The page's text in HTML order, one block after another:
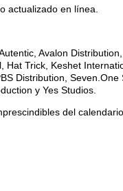
actualizado en línea.
Avalon
Trick, Keshet
Distribution, Seven.One
y Yes Studios.
del